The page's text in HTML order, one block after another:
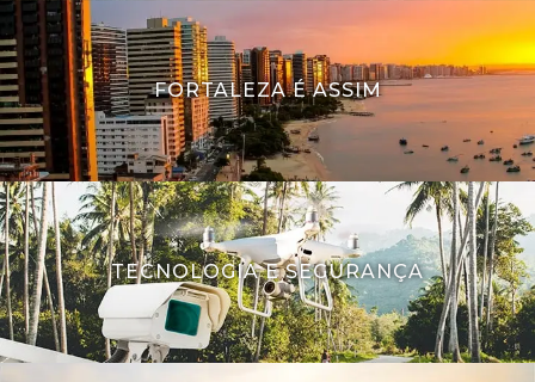
FORTALEZA É ASSIM
TECNOLOGIA E SEGURANÇA